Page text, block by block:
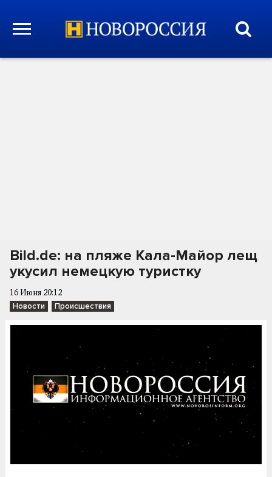
Bild.de: на пляже Кала-Майор лещ
укусил немецкую туристку
16 Июня 20:12
Новости Происшествия